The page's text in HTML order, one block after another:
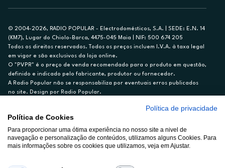
© 2004-2026, RADIO POPULAR - Electrodomésticos, S.A. | SEDE: E.N. 14
(KM7), Lugar do Chiolo-Barca, 4475-045 Maia | NIF: 500 674 205
Todos os direitos reservados. Todos os preços incluem I.V.A. à taxa legal
em vigor e são exclusivos da loja online.
O "PVPR" é o preço de venda recomendado para o produto em questão,
definido e indicado pelo fabricante, produtor ou fornecedor.
A Radio Popular não se responsabiliza por eventuais erros publicados
no site. Design por Radio Popular.
Ex. para limite de crédito de €1.500, reembolsado em 12 meses, TAN
14,79%.
Crédito sujeito a aprovação pelo Cetelem, marca BNP Paribas Personal
Finance, S.A., Sucursal em Portugal. Informe-se no 21 721 90 00 (dias
A Rádio Popular – Eletrodomésticos S.A. (Registo BdP848) atua como
Política de privacidade
Política de Cookies
Para proporcionar uma ótima experiência no nosso site a nivel de
navegação e personalização de conteúdos, utilizamos alguns Cookies. Para
mais informações sobre os cookies que utilizamos, veja em Ajustar.